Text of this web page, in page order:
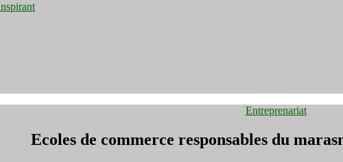
Catégories
Entreprenariat
Ecoles de commerce responsables du